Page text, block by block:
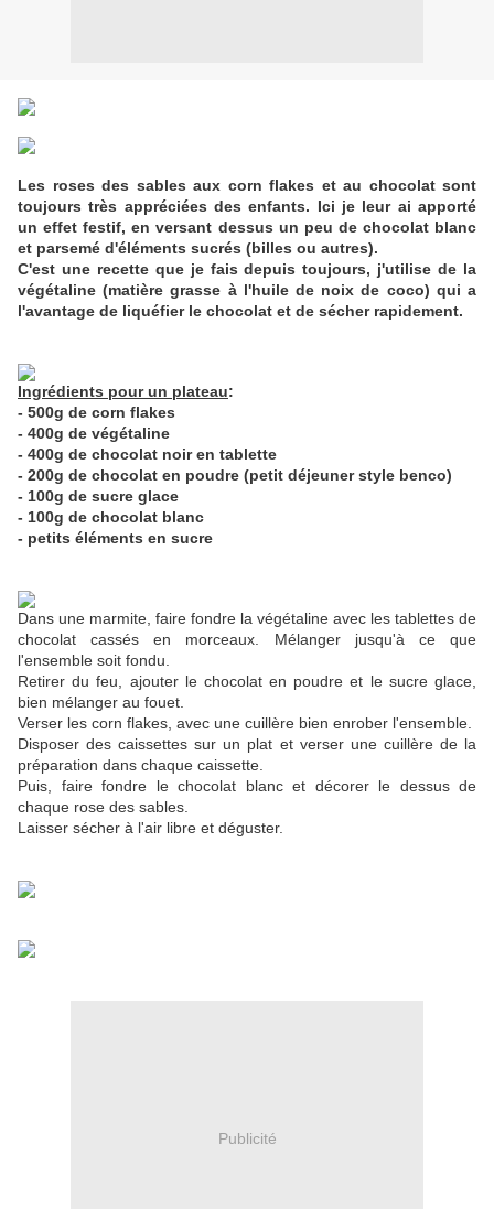
Les roses des sables aux corn flakes et au chocolat sont
toujours très appréciées des enfants. Ici je leur ai apporté
un effet festif, en versant dessus un peu de chocolat blanc
et parsemé d'éléments sucrés (billes ou autres).
C'est une recette que je fais depuis toujours, j'utilise de la
végétaline (matière grasse à l'huile de noix de coco) qui a
l'avantage de liquéfier le chocolat et de sécher rapidement.
Ingrédients pour un plateau:
- 500g de corn flakes
- 400g de végétaline
- 400g de chocolat noir en tablette
- 200g de chocolat en poudre (petit déjeuner style benco)
- 100g de sucre glace
- 100g de chocolat blanc
- petits éléments en sucre
Dans une marmite, faire fondre la végétaline avec les tablettes de
chocolat cassés en morceaux. Mélanger jusqu'à ce que
l'ensemble soit fondu.
Retirer du feu, ajouter le chocolat en poudre et le sucre glace,
bien mélanger au fouet.
Verser les corn flakes, avec une cuillère bien enrober l'ensemble.
Disposer des caissettes sur un plat et verser une cuillère de la
préparation dans chaque caissette.
Puis, faire fondre le chocolat blanc et décorer le dessus de
chaque rose des sables.
Laisser sécher à l'air libre et déguster.
Publicité